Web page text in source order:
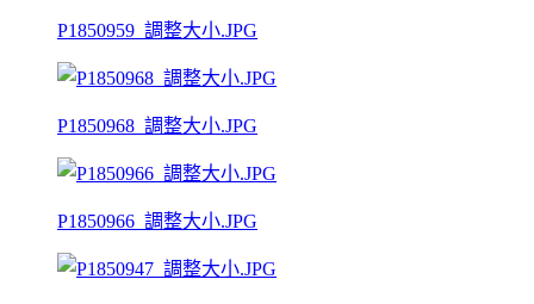
P1850959_調整大小.JPG
P1850968_調整大小.JPG
P1850966_調整大小.JPG